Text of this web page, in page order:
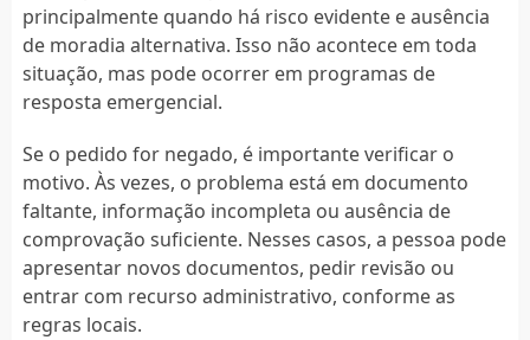
principalmente quando há risco evidente e ausência
de moradia alternativa. Isso não acontece em toda
situação, mas pode ocorrer em programas de
resposta emergencial.
Se o pedido for negado, é importante verificar o
motivo. Às vezes, o problema está em documento
faltante, informação incompleta ou ausência de
comprovação suficiente. Nesses casos, a pessoa pode
apresentar novos documentos, pedir revisão ou
entrar com recurso administrativo, conforme as
regras locais.